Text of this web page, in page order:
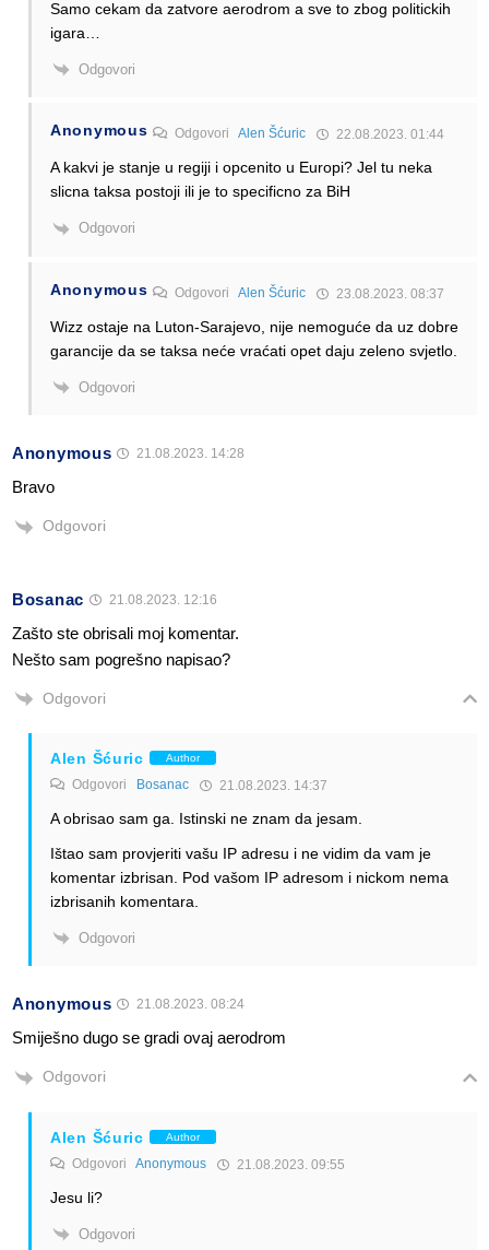
Samo cekam da zatvore aerodrom a sve to zbog politickih
igara…
Odgovori
Anonymous OdgovoriAlen Šćuric 22.08.2023. 01:44
A kakvi je stanje u regiji i opcenito u Europi? Jel tu neka
slicna taksa postoji ili je to specificno za BiH
Odgovori
Anonymous OdgovoriAlen Šćuric 23.08.2023. 08:37
Wizz ostaje na Luton-Sarajevo, nije nemoguće da uz dobre
garancije da se taksa neće vraćati opet daju zeleno svjetlo.
Odgovori
Anonymous 21.08.2023. 14:28
Bravo
Odgovori
Bosanac 21.08.2023. 12:16
Zašto ste obrisali moj komentar.
Nešto sam pogrešno napisao?
Odgovori
Alen Šćuric Author
Odgovori Bosanac 21.08.2023. 14:37
A obrisao sam ga. Istinski ne znam da jesam.
Ištao sam provjeriti vašu IP adresu i ne vidim da vam je
komentar izbrisan. Pod vašom IP adresom i nickom nema
izbrisanih komentara.
Odgovori
Anonymous 21.08.2023. 08:24
Smiješno dugo se gradi ovaj aerodrom
Odgovori
Alen Šćuric Author
Odgovori Anonymous 21.08.2023. 09:55
Jesu li?
Odgovori